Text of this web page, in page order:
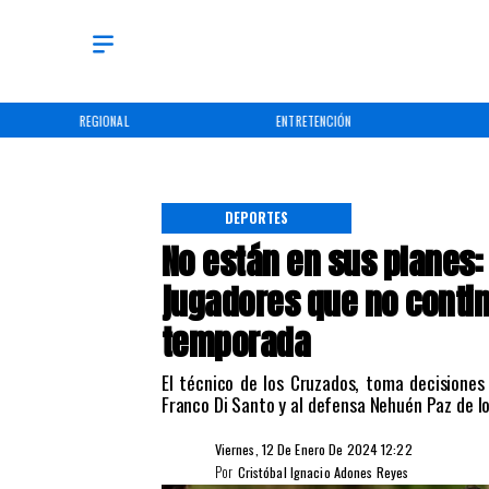
REGIONAL ENTRETENCIÓN
No están en sus
jugadores que no
temporada
El técnico de los Cruzados, toma
Franco Di Santo y al defensa Nehuén Paz de
DEPORTES
Viernes, 12 De Enero De 2024 12:22
Cristóbal Ignacio Adones Reyes
Por